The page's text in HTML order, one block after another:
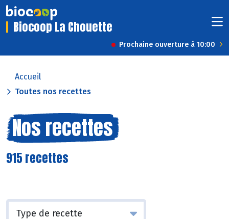
Biocoop La Chouette
Prochaine ouverture à 10:00
Accueil
Toutes nos recettes
Nos recettes
915 recettes